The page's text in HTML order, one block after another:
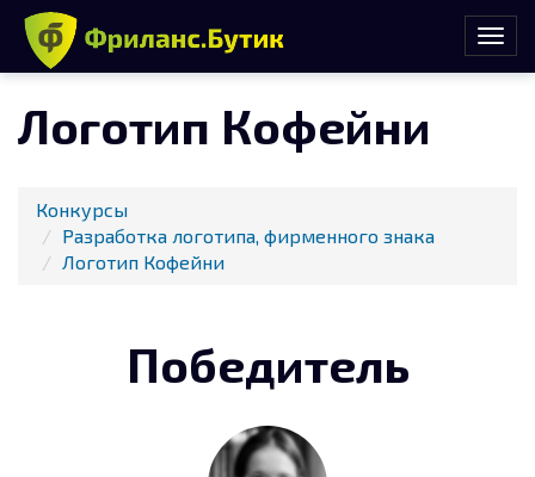
Логотип Кофейни
Конкурсы
Разработка логотипа, фирменного знака
Логотип Кофейни
Победитель